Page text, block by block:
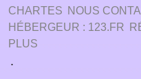
CHARTES NOUS
HÉBERGEUR : 123.FR
PLUS
.